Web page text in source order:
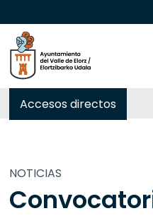
Accesos directos
Buscar:
NOTICIAS